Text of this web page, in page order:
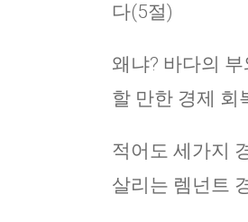
다(5절)
왜냐? 바다의
할 만한 경제 회
적어도 세가지
살리는 렘넌트